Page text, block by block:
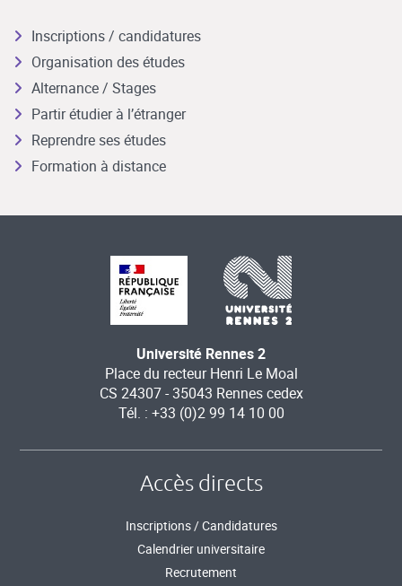
Inscriptions / candidatures
Organisation des études
Alternance / Stages
Partir étudier à l’étranger
Reprendre ses études
Formation à distance
Université Rennes 2
Place du recteur Henri Le Moal
CS 24307 - 35043 Rennes cedex
Tél. : +33 (0)2 99 14 10 00
Accès directs
Inscriptions / Candidatures
Calendrier universitaire
Recrutement